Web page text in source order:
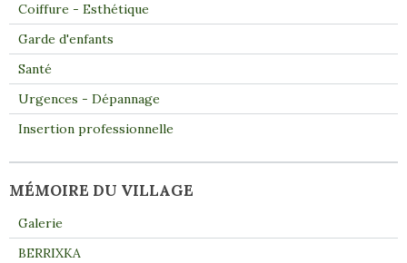
Coiffure - Esthétique
Garde d'enfants
Santé
Urgences - Dépannage
Insertion professionnelle
MÉMOIRE DU VILLAGE
Galerie
BERRIXKA